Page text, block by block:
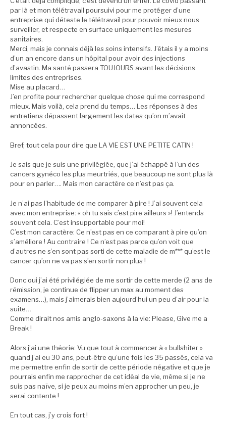
par là et mon télétravail poursuivi pour me protéger d’une
entreprise qui déteste le télétravail pour pouvoir mieux nous
surveiller, et respecte en surface uniquement les mesures
sanitaires.
Merci, mais je connais déjà les soins intensifs. J’étais il y a moins
d’un an encore dans un hôpital pour avoir des injections
d’avastin. Ma santé passera TOUJOURS avant les décisions
limites des entreprises.
Mise au placard…
J’en profite pour rechercher quelque chose qui me correspond
mieux. Mais voilà, cela prend du temps… Les réponses à des
entretiens dépassent largement les dates qu’on m’avait
annoncées.
Bref, tout cela pour dire que LA VIE EST UNE PETITE CATIN !
Je sais que je suis une privilégiée, que j’ai échappé à l’un des
cancers gynéco les plus meurtriés, que beaucoup ne sont plus là
pour en parler…. Mais mon caractère ce n’est pas ça.
Je n’ai pas l’habitude de me comparer à pire ! J’ai souvent cela
avec mon entreprise: « oh tu sais c’est pire ailleurs »! J’entends
souvent cela. C’est insupportable pour moi!
C’est mon caractère: Ce n’est pas en ce comparant à pire qu’on
s’améliore ! Au contraire ! Ce n’est pas parce qu’on voit que
d’autres ne s’en sont pas sorti de cette maladie de m*** qu’est le
cancer qu’on ne va pas s’en sortir non plus !
Donc oui j’ai été privilégiée de me sortir de cette merde (2 ans de
rémission, je continue de flipper un max au moment des
examens…), mais j’aimerais bien aujourd’hui un peu d’air pour la
suite…
Comme dirait nos amis anglo-saxons à la vie: Please, Give me a
Break !
Alors j’ai une théorie: Vu que tout à commencer à « bullshiter »
quand j’ai eu 30 ans, peut-être qu’une fois les 35 passés, cela va
me permettre enfin de sortir de cette période négative et que je
pourrais enfin me rapprocher de cet idéal de vie, même si je ne
suis pas naïve, si je peux au moins m’en approcher un peu, je
serai contente !
En tout cas, j’y crois fort !